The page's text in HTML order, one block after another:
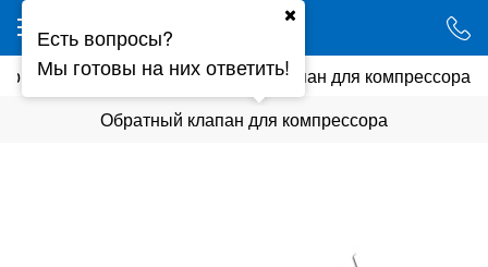
Аэрация
Обратный клапан для компрессора
Обратный клапан для компрессора
Есть вопросы?
Мы готовы на них ответить!
Ваш город - Минск,
угадали?
ДА НЕТ